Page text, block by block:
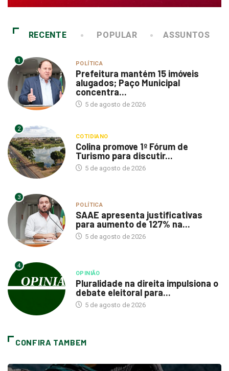
RECENTE POPULAR ASSUNTOS
1 POLÍTICA
Prefeitura mantém 15 imóveis
alugados; Paço Municipal
concentra...
5 de agosto de 2026
2
COTIDIANO
Colina promove 1º Fórum de
Turismo para discutir...
5 de agosto de 2026
3
POLÍTICA
SAAE apresenta justificativas
para aumento de 127% na...
5 de agosto de 2026
4
OPINIÃO
Pluralidade na direita impulsiona o
debate eleitoral para...
5 de agosto de 2026
CONFIRA TAMBEM